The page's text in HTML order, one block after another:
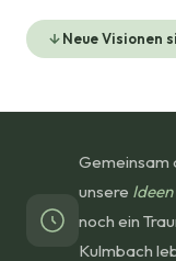
Neue Visionen
Gemeinsam
unsere
noch ein
Kulmbach